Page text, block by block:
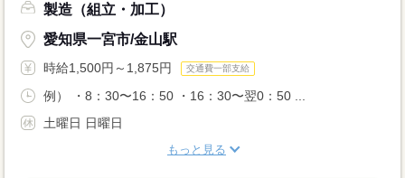
製造（組立・加工）
愛知県一宮市/金山駅
時給1,500円～1,875円 交通費一部支給
例） ・8：30〜16：50 ・16：30〜翌0：50 ...
土曜日 日曜日
もっと見る